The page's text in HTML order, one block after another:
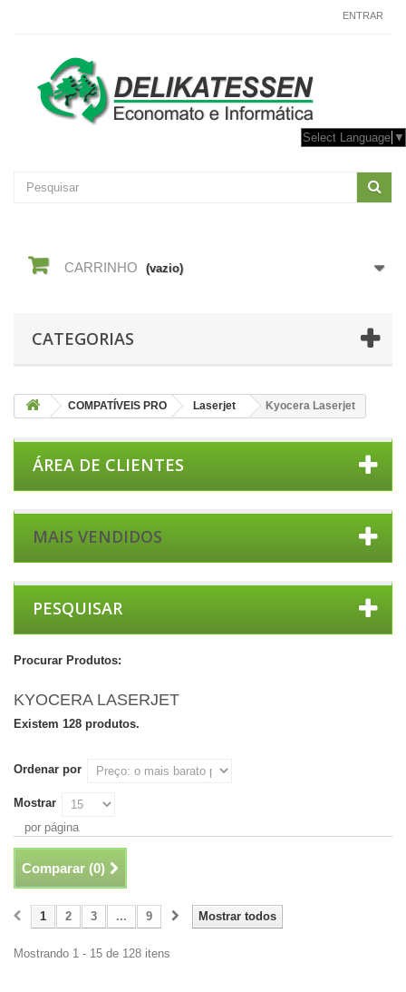
ENTRAR
Select Language ▼
CARRINHO (vazio)
CATEGORIAS
COMPATÍVEIS PRO Laserjet Kyocera Laserjet
ÁREA DE CLIENTES
MAIS VENDIDOS
PESQUISAR
Procurar Produtos:
KYOCERA LASERJET
Existem 128 produtos.
Ordenar por
Mostrar
por página
Comparar (0)
Mostrar todos
1 2 3 ... 9
Mostrando 1 - 15 de 128 itens